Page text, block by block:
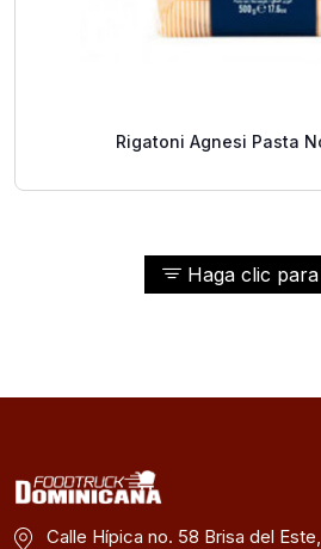
Haga clic
Rigatoni Agnesi Pasta
Calle Hípica no. 58 Brisa del